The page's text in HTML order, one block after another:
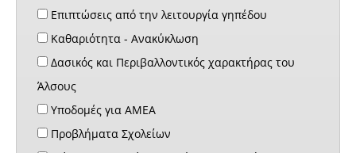
Επιπτώσεις από την λειτουργία γηπέδου
Καθαριότητα - Ανακύκλωση
Δασικός και Περιβαλλοντικός χαρακτήρας του
Άλσους
Υποδομές για ΑΜΕΑ
Προβλήματα Σχολείων